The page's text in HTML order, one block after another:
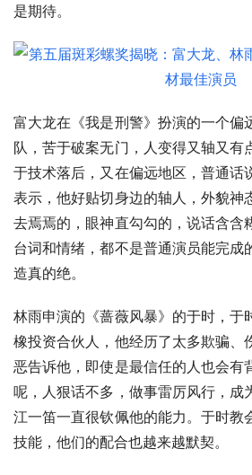
是期待。
富大龙在《我是刑警》扮演的一个偏
队，苦于破案无门，人变得又轴又有
于技术落后，又在偏远地区，普通话
表示，他好贴切身边的轴人，外貌神
去焉焉的，眼神直勾勾的，说话含含
台词和情绪，都不是普通演员能完成
造真的绝。
林雨申演的《蔷薇风暴》的于时，于
橡投资合伙人，他经历了太多欺骗、
恶告诉他，即使是最信任的人也会有
呢，人狠话不多，做事雷厉风行，成
江一笛一直很钦佩他的能力。于时教
技能，他们的配合也越来越默契。